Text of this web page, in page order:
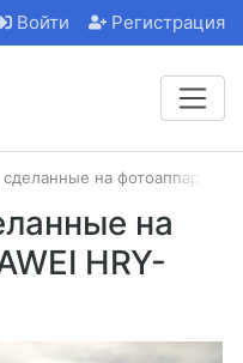
Войти Регистрация
на фотоаппарат
на
HRY-